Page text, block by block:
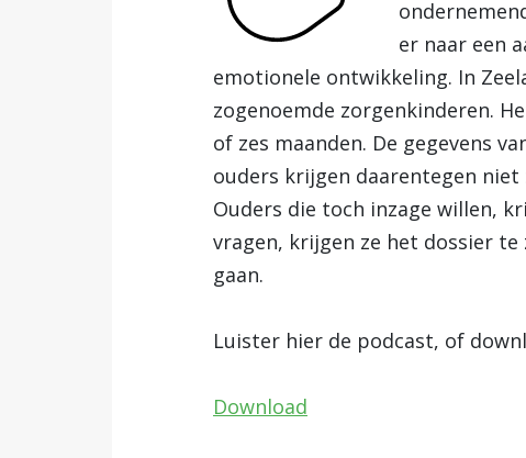
er naar een
emotionele ontwikkeling. In
zogenoemde zorgenkinderen.
of zes maanden. De gegevens
ouders krijgen daarentegen
Ouders die toch inzage willen,
vragen, krijgen ze het dossier
gaan.
Luister hier de podcast, of
Download